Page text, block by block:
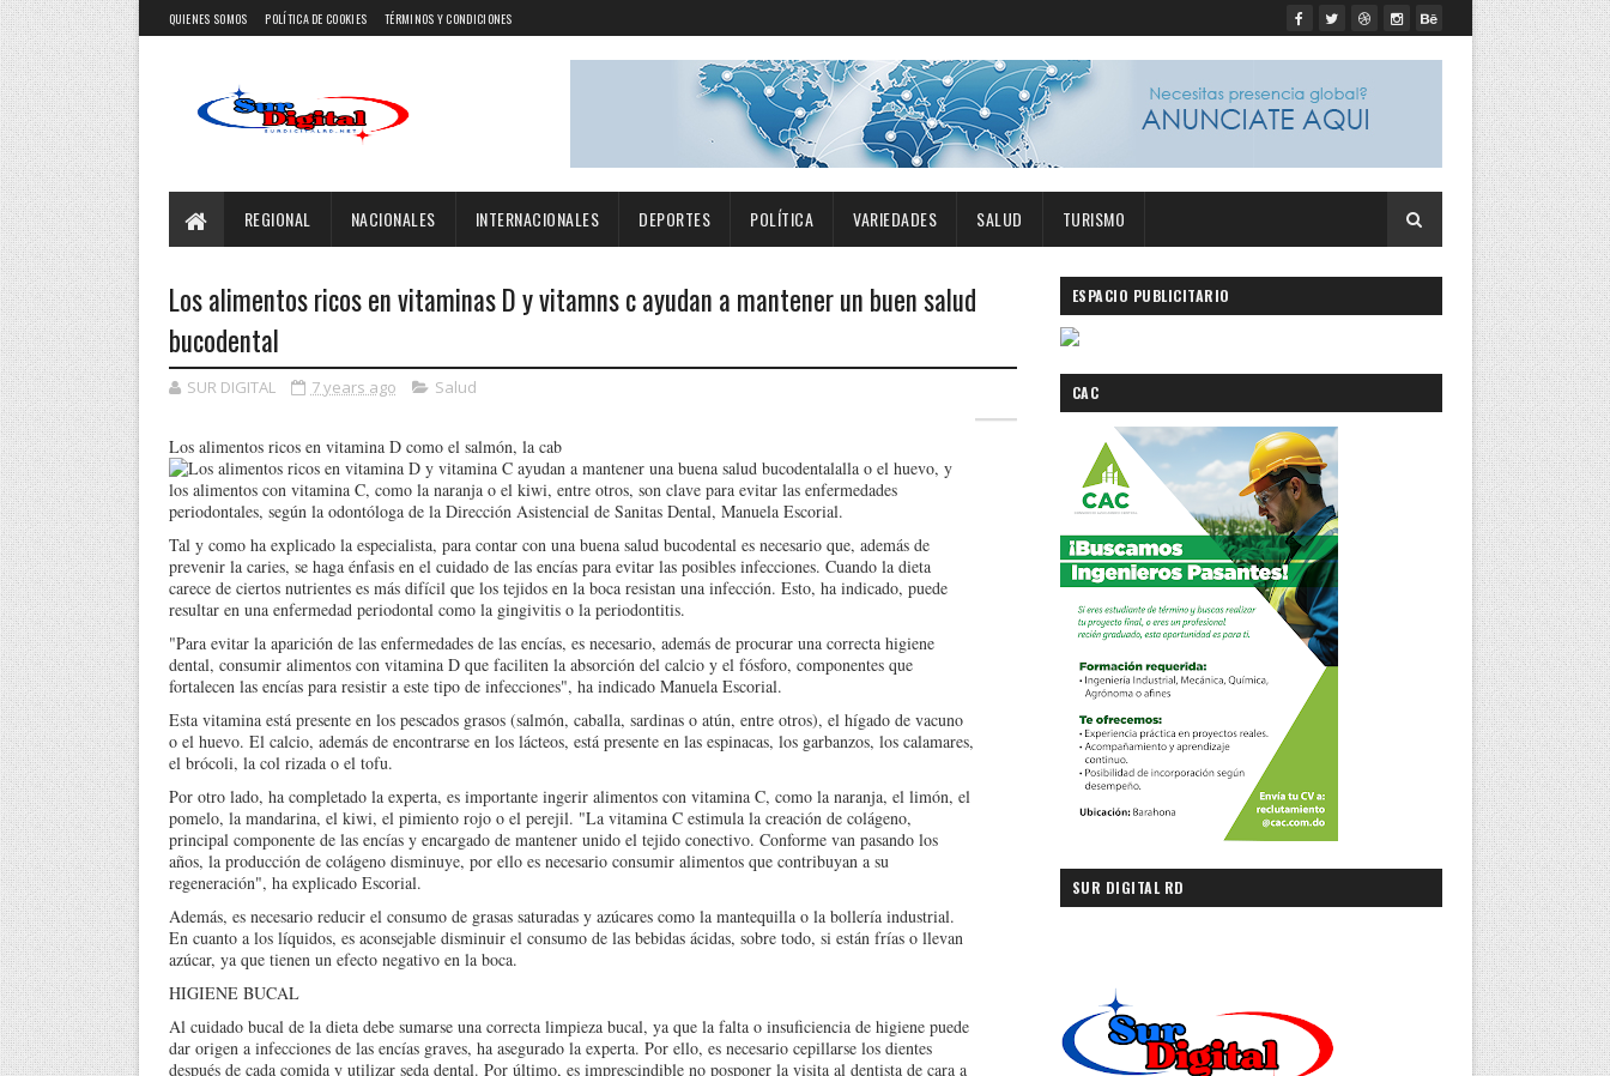
QUIENES SOMOS POLÍTICA DE COOKIES TÉRMINOS Y CONDICIONES
REGIONAL NACIONALES INTERNACIONALES DEPORTES POLÍTICA VARIEDADES SALUD TURISMO
Los alimentos ricos en vitaminas D y vitamns c ayudan a mantener un buen salud
bucodental
SUR DIGITAL 7 years ago Salud
Los alimentos ricos en vitamina D como el salmón, la cab
alla o el huevo, y
los alimentos con vitamina C, como la naranja o el kiwi, entre otros, son clave para evitar las enfermedades
periodontales, según la odontóloga de la Dirección Asistencial de Sanitas Dental, Manuela Escorial.
Tal y como ha explicado la especialista, para contar con una buena salud bucodental es necesario que, además de
prevenir la caries, se haga énfasis en el cuidado de las encías para evitar las posibles infecciones. Cuando la dieta
carece de ciertos nutrientes es más difícil que los tejidos en la boca resistan una infección. Esto, ha indicado, puede
resultar en una enfermedad periodontal como la gingivitis o la periodontitis.
"Para evitar la aparición de las enfermedades de las encías, es necesario, además de procurar una correcta higiene
dental, consumir alimentos con vitamina D que faciliten la absorción del calcio y el fósforo, componentes que
fortalecen las encías para resistir a este tipo de infecciones", ha indicado Manuela Escorial.
Esta vitamina está presente en los pescados grasos (salmón, caballa, sardinas o atún, entre otros), el hígado de vacuno
o el huevo. El calcio, además de encontrarse en los lácteos, está presente en las espinacas, los garbanzos, los calamares,
el brócoli, la col rizada o el tofu.
Por otro lado, ha completado la experta, es importante ingerir alimentos con vitamina C, como la naranja, el limón, el
pomelo, la mandarina, el kiwi, el pimiento rojo o el perejil. "La vitamina C estimula la creación de colágeno,
principal componente de las encías y encargado de mantener unido el tejido conectivo. Conforme van pasando los
años, la producción de colágeno disminuye, por ello es necesario consumir alimentos que contribuyan a su
regeneración", ha explicado Escorial.
Además, es necesario reducir el consumo de grasas saturadas y azúcares como la mantequilla o la bollería industrial.
En cuanto a los líquidos, es aconsejable disminuir el consumo de las bebidas ácidas, sobre todo, si están frías o llevan
azúcar, ya que tienen un efecto negativo en la boca.
HIGIENE BUCAL
Al cuidado bucal de la dieta debe sumarse una correcta limpieza bucal, ya que la falta o insuficiencia de higiene puede
dar origen a infecciones de las encías graves, ha asegurado la experta. Por ello, es necesario cepillarse los dientes
después de cada comida y utilizar seda dental. Por último, es imprescindible no posponer la visita al dentista de cara a
ESPACIO PUBLICITARIO
CAC
SUR DIGITAL RD